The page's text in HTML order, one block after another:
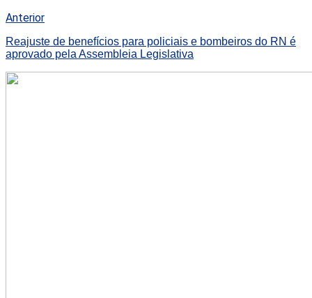
Anterior
Reajuste de benefícios para policiais e bombeiros do RN é
aprovado pela Assembleia Legislativa